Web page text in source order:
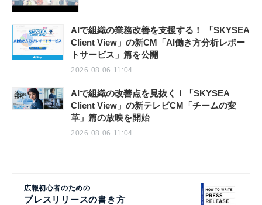
AIで組織の業務改善を支援する！ 「SKYSEA
Client View」の新CM「AI働き方分析レポー
トサービス」篇を公開
2026.08.06 11:04
AIで組織の改善点を見抜く！「SKYSEA
Client View」の新テレビCM「チームの変
革」篇の放映を開始
2026.08.06 11:04
広報初心者のための
プレスリリースの書き方